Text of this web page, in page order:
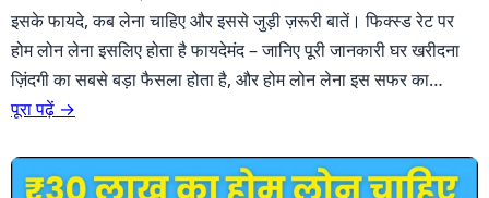
इसके फायदे, कब लेना चाहिए और इससे जुड़ी ज़रूरी बातें। फिक्स्ड रेट पर
होम लोन लेना इसलिए होता है फायदेमंद – जानिए पूरी जानकारी घर खरीदना
ज़िंदगी का सबसे बड़ा फैसला होता है, और होम लोन लेना इस सफर का…
पूरा पढ़ें →